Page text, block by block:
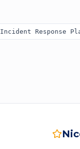
Incident Response